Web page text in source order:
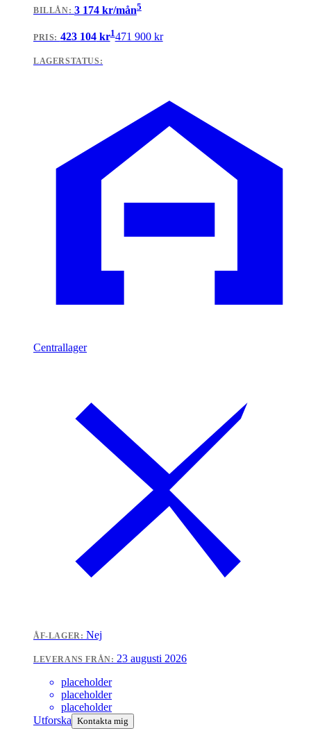
BILLÅN: 3 174kr/mån5
PRIS: 423 104kr1471 900kr
LAGERSTATUS:
Centrallager
ÅF-LAGER: Nej
LEVERANS FRÅN: 23 augusti 2026
placeholder
placeholder
placeholder
Utforska Kontakta mig